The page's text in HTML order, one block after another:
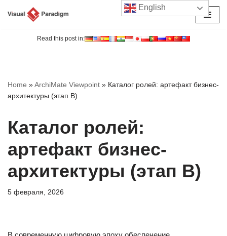
Read this post in:
Home »ArchiMate Viewpoint » Каталог ролей: артефакт бизнес-
архитектуры (этап B)
Каталог ролей:
артефакт бизнес-
архитектуры (этап B)
5 февраля, 2026
English